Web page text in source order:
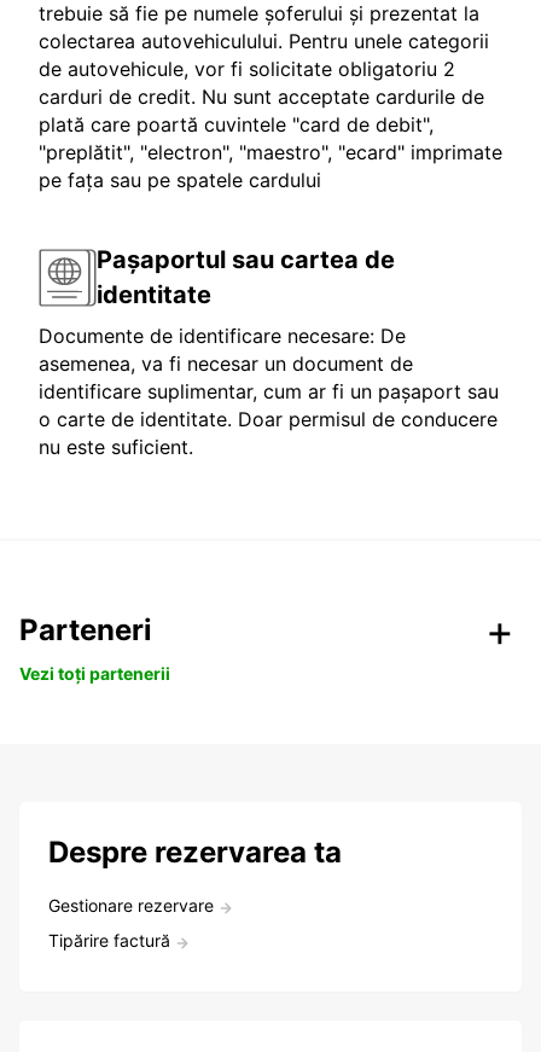
trebuie să fie pe numele șoferului și prezentat la
colectarea autovehiculului. Pentru unele categorii
de autovehicule, vor fi solicitate obligatoriu 2
carduri de credit. Nu sunt acceptate cardurile de
plată care poartă cuvintele "card de debit",
"preplătit", "electron", "maestro", "ecard" imprimate
pe fața sau pe spatele cardului
Pașaportul sau cartea de
identitate
Documente de identificare necesare: De
asemenea, va fi necesar un document de
identificare suplimentar, cum ar fi un pașaport sau
o carte de identitate. Doar permisul de conducere
nu este suficient.
Parteneri
Vezi toți partenerii
Despre rezervarea ta
Gestionare rezervare
Tipărire factură